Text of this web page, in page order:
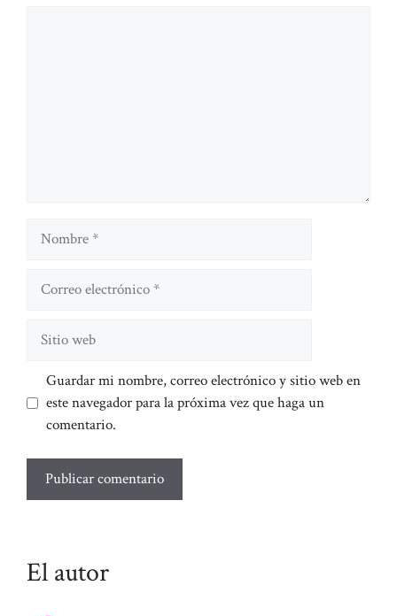
Nombre
Guardar mi nombre, correo electrónico y sitio web en
este navegador para la próxima vez que haga un
comentario.
El autor